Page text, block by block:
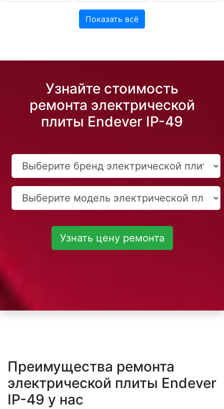
Показать всё
Узнайте стоимость
ремонта электрической
плиты Endever IP-49
Узнать цену ремонта
Преимущества ремонта
электрической плиты Endever
IP-49 у нас